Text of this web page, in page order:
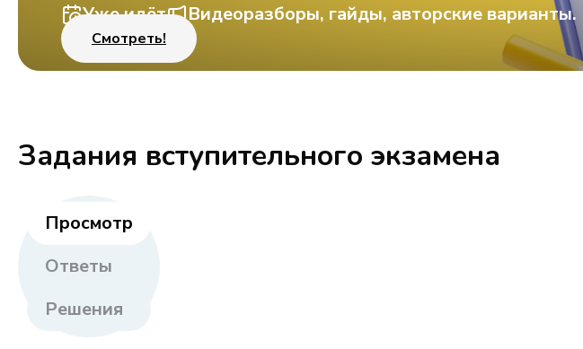
Уже идёт Видеоразборы, гайды, авторские варианты.
Смотреть!
Задания вступительного экзамена
Просмотр
Ответы
Решения